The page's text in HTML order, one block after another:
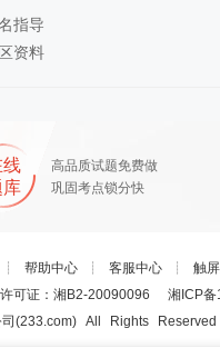
指导
资料
线
库
高品质试题免费做
巩固考点锁分快
┊ 帮助中心 ┊ 客服中心 ┊ 触
可证：湘B2-20090096 湘ICP
(233.com) All Rights Reserved